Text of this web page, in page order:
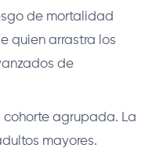
de mortalidad
quien arrastra los
de
cohorte agrupada. La
mayores.